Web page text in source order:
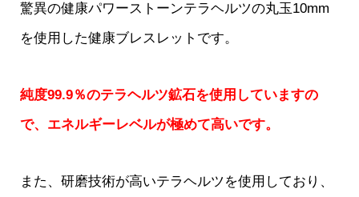
驚異の健康パワーストーンテラヘルツの丸玉10mm
を使用した健康ブレスレットです。
純度99.9％のテラヘルツ鉱石を使用していますの
で、エネルギーレベルが極めて高いです。
また、研磨技術が高いテラヘルツを使用しており、